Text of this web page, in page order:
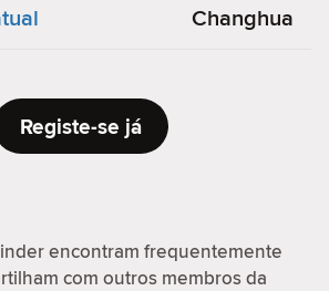
Changhua
Registe-se já
encontram frequentemente
com outros membros da